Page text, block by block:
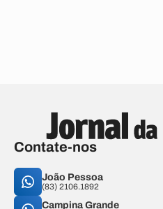
Contate-nos
João Pessoa
(83) 2106.1892
Campina Grande